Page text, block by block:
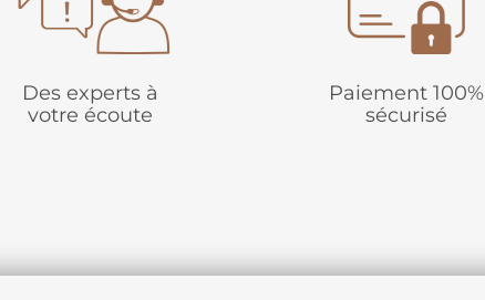
Des experts à
votre écoute
Paiement 100%
sécurisé